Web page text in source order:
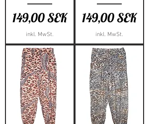
Preis
149,00 SEK
inkl. MwSt.
Preis
149,00 SEK
inkl. MwSt.